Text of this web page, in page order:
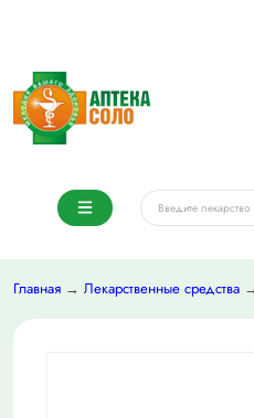
Главная → Лекарственные средства